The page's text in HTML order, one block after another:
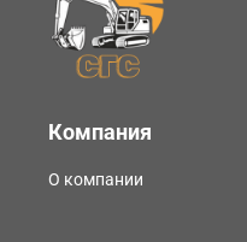
Компания
О компании